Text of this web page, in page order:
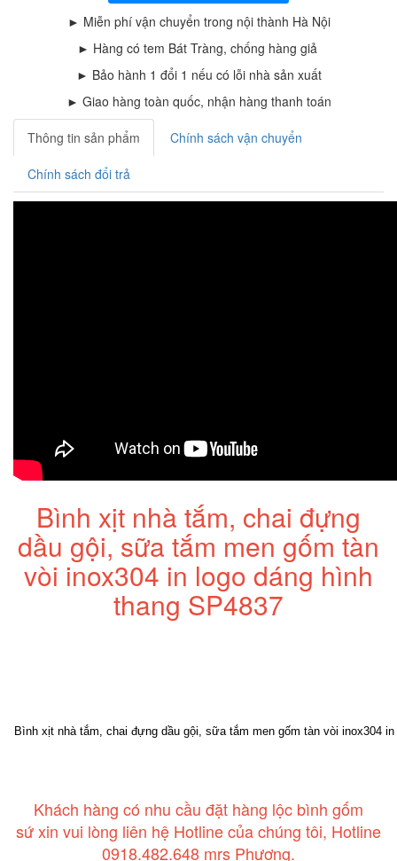
► Miễn phí vận chuyển trong nội thành Hà Nội
► Hàng có tem Bát Tràng, chống hàng giả
► Bảo hành 1 đổi 1 nếu có lỗi nhà sản xuất
► Giao hàng toàn quốc, nhận hàng thanh toán
Thông tin sản phẩm Chính sách vận chuyển
Chính sách đổi trả
Bình xịt nhà tắm, chai đựng
dầu gội, sữa tắm men gốm tàn
vòi inox304 in logo dáng hình
thang SP4837
Bình xịt nhà tắm, chai đựng dầu gội, sữa tắm men gốm tàn vòi inox304
Khách hàng có nhu cầu đặt hàng lộc bình gốm
sứ xin vui lòng liên hệ Hotline của chúng tôi, Hotline
0918.482.648 mrs Phương.